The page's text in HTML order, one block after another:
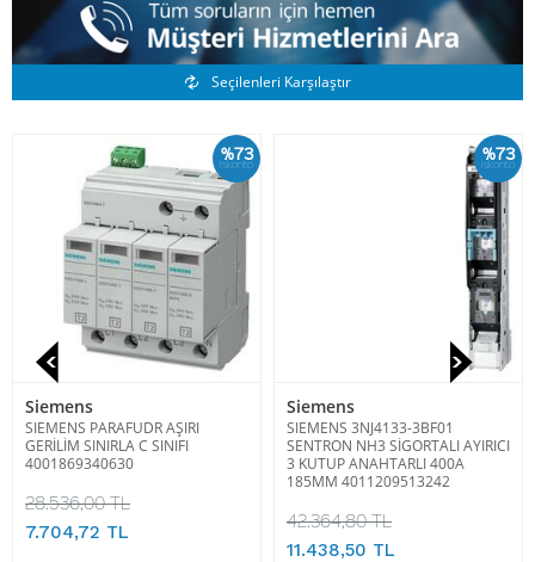
Benzer Ürünler
Seçilenleri Karşılaştır
%73
İskonto
Siemens
SIEMENS PARAFUDR AŞIRI
GERİLİM SINIRLA C SINIFI
4001869340630
28.536,00 TL
7.704,72 TL
%73
İskonto
Siemens
SIEMENS 3NJ4133-3BF01
SENTRON NH3 SİGORTALI AYIRICI
3 KUTUP ANAHTARLI 400A
185MM 4011209513242
42.364,80 TL
11.438,50 TL